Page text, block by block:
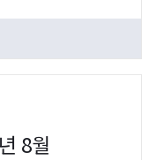
8월